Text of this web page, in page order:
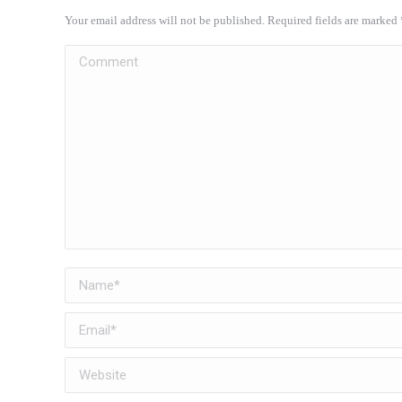
Your email address will not be published. Required fields are marked
Comment
Name *
Email *
Website